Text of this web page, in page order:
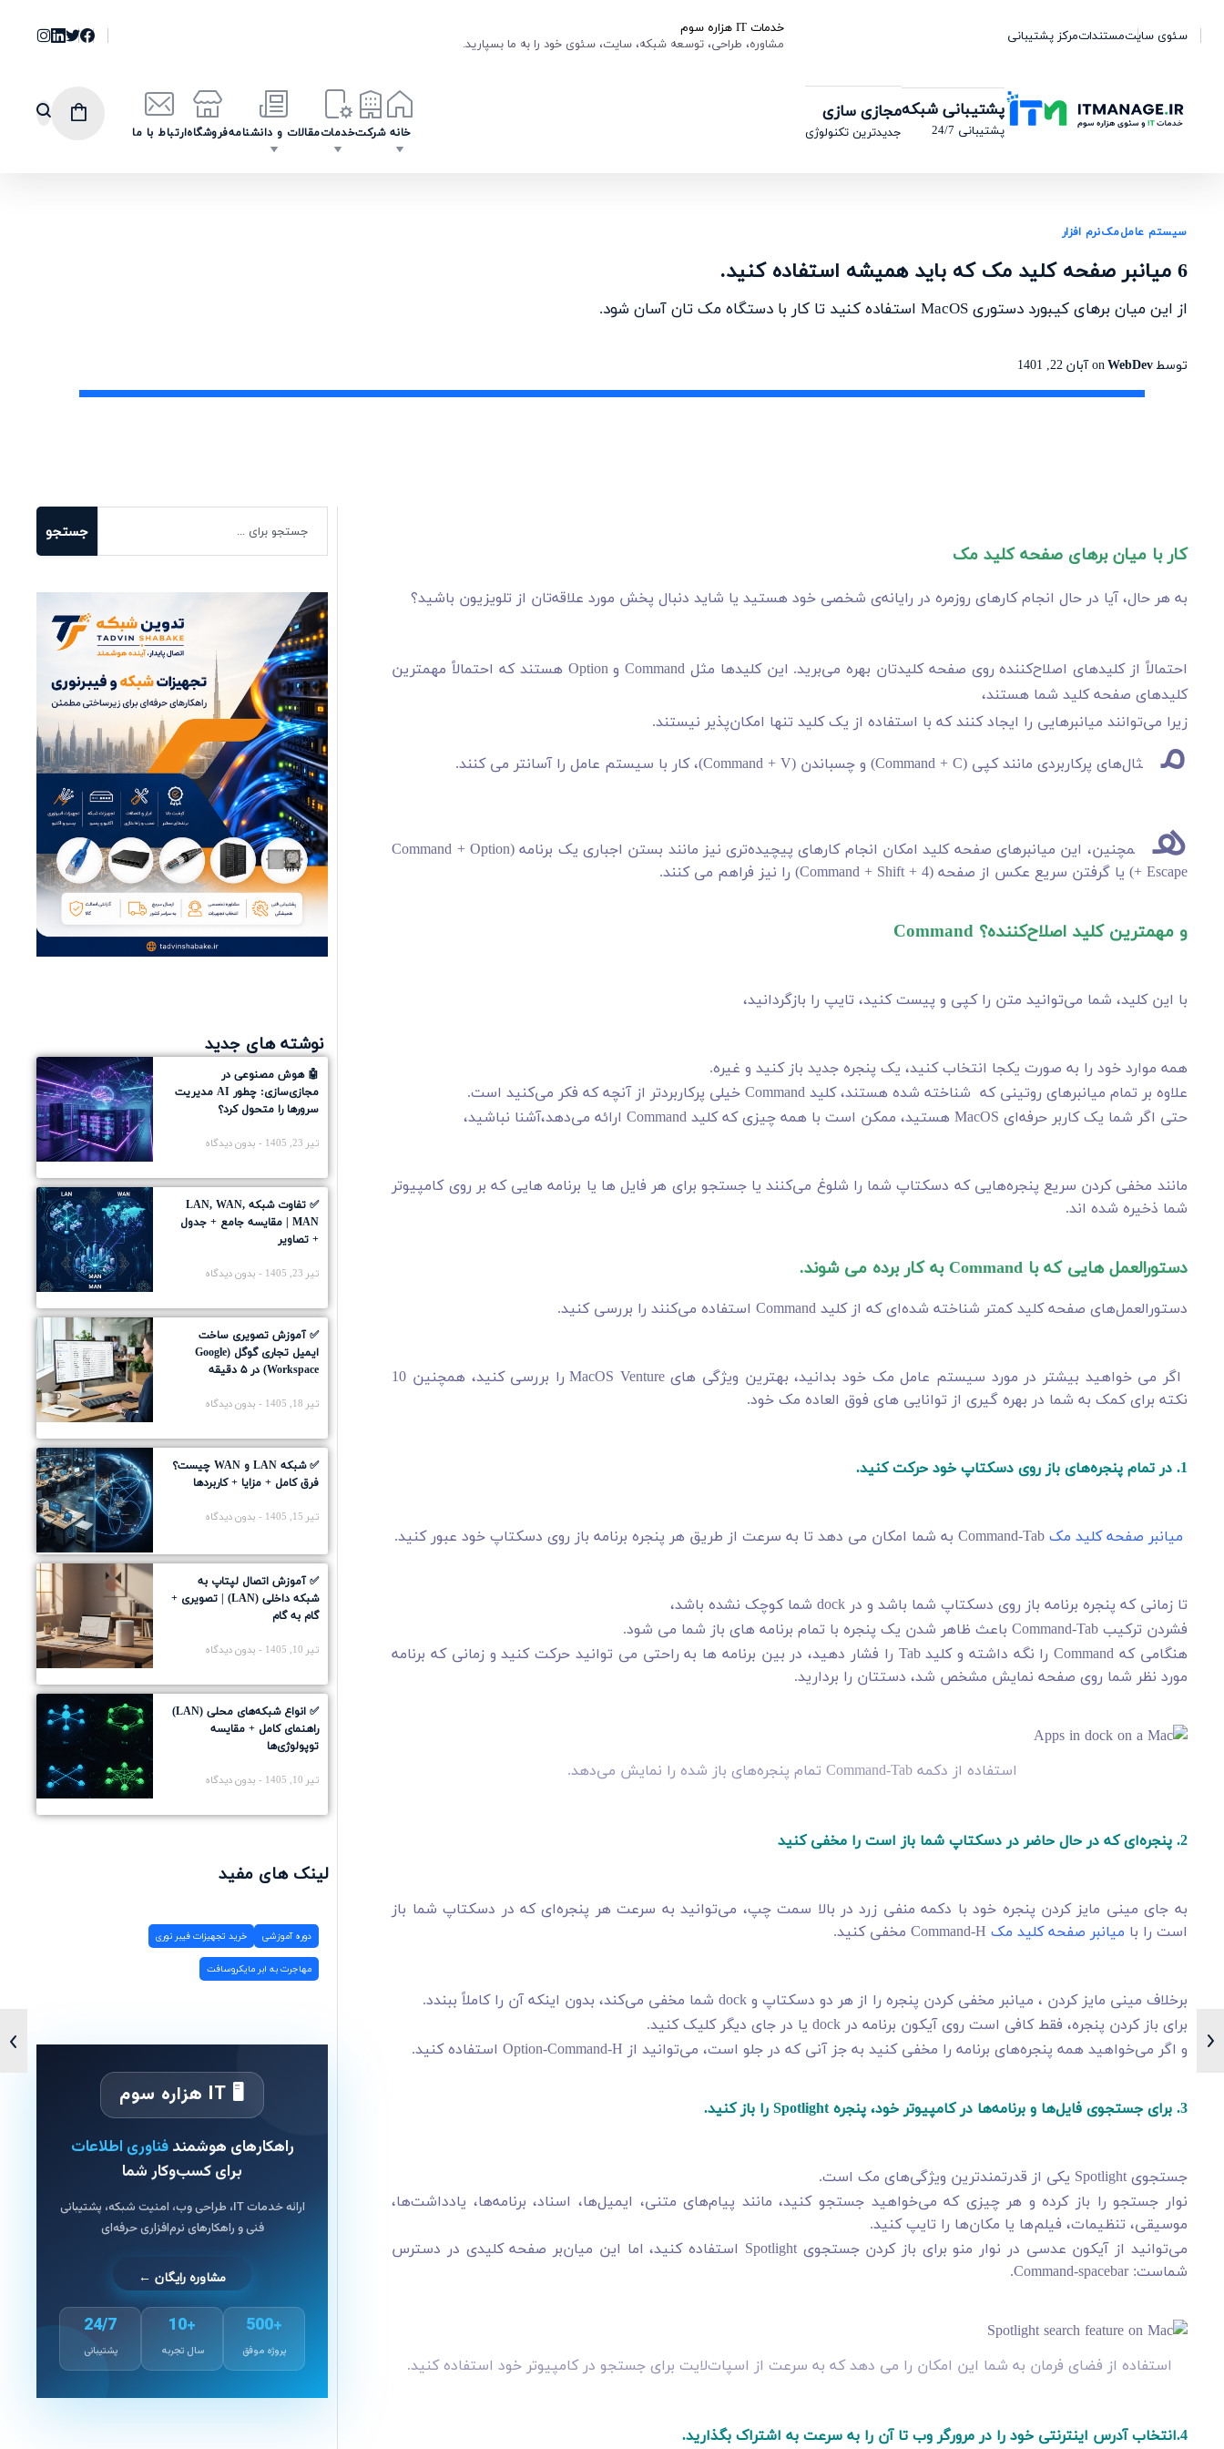
خدمات IT هزاره سوم
مشاوره، طراحی، توسعه شبکه، سایت، سئوی خود را به ما بسپارید.
سئوی سایتمستنداتمرکز پشتیبانی
خانه شرکتخدماتمقالات و دانشنامهفروشگاهارتباط با ما
پشتیبانی شبکه
پشتیبانی 24/7
مجازی سازی
جدیدترین تکنولوژی
سیستم عاملمکنرم افزار
6 میانبر صفحه کلید مک که باید همیشه استفاده کنید.
از این میان‌ برهای کیبورد دستوری MacOS استفاده کنید تا کار با دستگاه مک تان آسان شود.
توسطWebDev
onآبان 22, 1401
کار با میان برهای صفحه کلید مک
به هر حال، آیا در حال انجام کارهای روزمره در رایانه‌ی شخصی خود هستید یا شاید دنبال پخش مورد علاقه‌تان از تلویزیون باشید؟
احتمالاً از کلیدهای اصلاح‌کننده روی صفحه کلیدتان بهره می‌برید. این کلیدها مثل Command و Option هستند که احتمالاً مهمترین
کلیدهای صفحه کلید شما هستند،
زیرا می‌توانند میانبرهایی را ایجاد کنند که با استفاده از یک کلید تنها امکان‌پذیر نیستند.
م ثال‌های پرکاربردی مانند کپی (Command + C) و چسباندن (Command + V)، کار با سیستم عامل را آسانتر می کنند.
ه
مچنین، این میانبرهای صفحه کلید امکان انجام کارهای پیچیده‌تری نیز مانند بستن اجباری یک برنامه (Command + Option
+ Escape) یا گرفتن سریع عکس از صفحه (Command + Shift + 4) را نیز فراهم می کنند.
و مهمترین کلید اصلاح‌کننده؟ Command
با این کلید، شما می‌توانید متن را کپی و پیست کنید، تایپ را بازگردانید،
همه موارد خود را به صورت یکجا انتخاب کنید، یک پنجره جدید باز کنید و غیره.
علاوه بر تمام میانبرهای روتینی که شناخته شده هستند، کلید Command خیلی پرکاربردتر از آنچه که فکر می‌کنید است.
حتی اگر شما یک کاربر حرفه‌ای MacOS هستید، ممکن است با همه چیزی که کلید Command ارائه می‌دهد،
آشنا نباشید،
مانند مخفی کردن سریع پنجره‌هایی که دسکتاپ شما را شلوغ می‌کنند یا جستجو برای هر فایل ها یا برنامه هایی که بر روی کامپیوتر
شما ذخیره شده اند.
دستورالعمل هایی که با Command به کار برده می شوند.
دستورالعمل‌های صفحه کلید کمتر شناخته شده‌ای که از کلید Command استفاده می‌کنند را بررسی کنید.
اگر می خواهید بیشتر در مورد سیستم عامل مک خود بدانید، بهترین ویژگی های MacOS Venture را بررسی کنید، همچنین 10
نکته برای کمک به شما در بهره گیری از توانایی های فوق العاده مک خود.
1. در تمام پنجره‌های باز روی دسکتاپ خود حرکت کنید.
میانبر صفحه کلید مکCommand-Tab به شما امکان می دهد تا به سرعت از طریق هر پنجره برنامه باز روی دسکتاپ خود عبور کنید.
تا زمانی که پنجره برنامه باز روی دسکتاپ شما باشد و در dock شما کوچک نشده باشد،
فشردن ترکیب Command-Tab باعث ظاهر شدن یک پنجره با تمام برنامه های باز شما می شود.
هنگامی که Command را نگه داشته و کلید Tab را فشار دهید، در بین برنامه ها به راحتی می توانید حرکت کنید و زمانی که برنامه
مورد نظر شما روی صفحه نمایش مشخص شد، دستتان را بردارید.
استفاده از دکمه Command-Tab تمام پنجره‌های باز شده را نمایش می‌دهد.
2. پنجره‌ای که در حال حاضر در دسکتاپ شما باز است را مخفی کنید
به جای مینی مایز کردن پنجره خود با دکمه منفی زرد در بالا سمت چپ، می‌توانید به سرعت هر پنجره‌ای که در دسکتاپ شما باز
است را با میانبر صفحه کلید مک
برخلاف مینی مایز کردن ، میانبر مخفی کردن پنجره را از هر دو دسکتاپ و dock شما مخفی می‌کند، بدون اینکه آن را کاملاً ببندد.
برای باز کردن پنجره، فقط کافی است روی آیکون برنامه در dock یا در جای دیگر کلیک کنید.
و اگر می‌خواهید همه پنجره‌های برنامه را مخفی کنید به جز آنی که در جلو است، می‌توانید از Option-Command-H استفاده کنید.
3. برای جستجوی فایل‌ها و برنامه‌ها در کامپیوتر خود، پنجره Spotlight را باز کنید.
جستجوی Spotlight یکی از قدرتمندترین ویژگی‌های مک است.
نوار جستجو را باز کرده و هر چیزی که می‌خواهید جستجو کنید، مانند پیام‌های متنی، ایمیل‌ها، اسناد، برنامه‌ها، یادداشت‌ها،
موسیقی، تنظیمات، فیلم‌ها یا مکان‌ها را تایپ کنید.
می‌توانید از آیکون عدسی در نوار منو برای باز کردن جستجوی Spotlight استفاده کنید، اما این میان‌بر صفحه کلیدی در دسترس
شماست: Command-spacebar.
استفاده از فضای فرمان به شما این امکان را می دهد که به سرعت از اسپات‌لایت برای جستجو در کامپیوتر خود استفاده کنید.
4.انتخاب آدرس اینترنتی خود را در مرورگر وب تا آن را به سرعت به اشتراک بگذارید.
جستجو
نوشته های جدید
🤖 هوش مصنوعی در
مجازی‌سازی: چطور AI مدیریت
سرورها را متحول کرد؟
تیر 23, 1405 بدون دیدگاه
✅ تفاوت شبکه LAN, WAN,
MAN | مقایسه جامع + جدول
+ تصاویر
تیر 23, 1405 بدون دیدگاه
✅ آموزش تصویری ساخت
ایمیل تجاری گوگل (Google
Workspace) در ۵ دقیقه
تیر 18, 1405 بدون دیدگاه
✅ شبکه LAN و WAN چیست؟
فرق کامل + مزایا + کاربردها
تیر 15, 1405 بدون دیدگاه
✅ آموزش اتصال لپتاپ به
شبکه داخلی (LAN) | تصویری +
گام به گام
تیر 10, 1405 بدون دیدگاه
✅ انواع شبکه‌های محلی (LAN)
راهنمای کامل + مقایسه
توپولوژی‌ها
تیر 10, 1405 بدون دیدگاه
لینک های مفید
دوره آموزشی خرید تجهیزات فیبر نوری
مهاجرت به ابر مایکروسافت
🖥 IT هزاره سوم
راهکارهای هوشمندفناوری اطلاعات
برای کسب‌وکار شما
ارائه خدمات IT، طراحی وب، امنیت شبکه، پشتیبانی
فنی و راهکارهای نرم‌افزاری حرفه‌ای
مشاوره رایگان ←
+500
پروژه موفق
+10
سال تجربه
24/7
پشتیبانی